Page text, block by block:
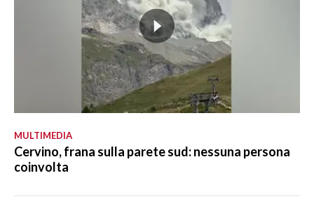
MULTIMEDIA
Cervino, frana sulla parete sud: nessuna persona
coinvolta